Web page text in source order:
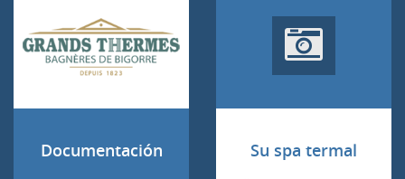
Documentación Su spa termal